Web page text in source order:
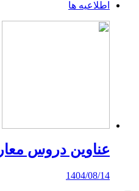
اطلاعیه ها
عناوین دروس
1404/08/14